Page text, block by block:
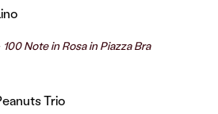
100 Note in Rosa in Piazza Bra
Trio